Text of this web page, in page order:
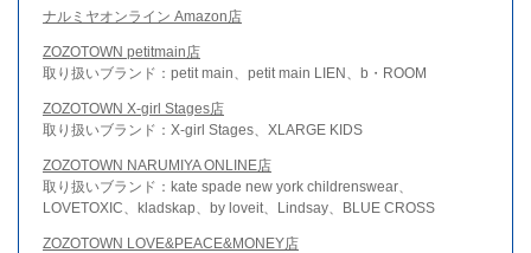
ナルミヤオンライン Amazon店
ZOZOTOWN petitmain店
取り扱いブランド：petit main、petit main LIEN、b・ROOM
ZOZOTOWN X-girl Stages店
取り扱いブランド：X-girl Stages、XLARGE KIDS
ZOZOTOWN NARUMIYA ONLINE店
取り扱いブランド：kate spade new york childrenswear、
LOVETOXIC、kladskap、by loveit、Lindsay、BLUE CROSS
ZOZOTOWN LOVE&PEACE&MONEY店